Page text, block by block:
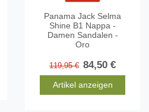
Panama Jack Selma
Shine B1 Nappa -
Damen Sandalen -
Oro
119,95 € 84,50 €
Artikel anzeigen